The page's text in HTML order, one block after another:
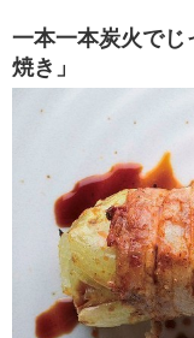
一本一本炭火でじ
焼き」